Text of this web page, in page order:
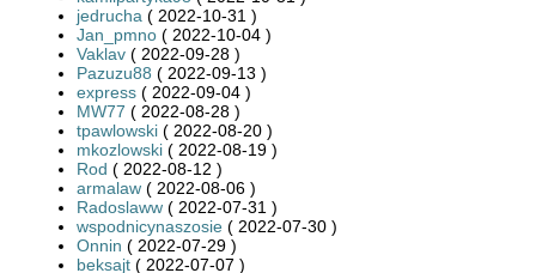
jedrucha ( 2022-10-31 )
Jan_pmno ( 2022-10-04 )
Vaklav ( 2022-09-28 )
Pazuzu88 ( 2022-09-13 )
express ( 2022-09-04 )
MW77 ( 2022-08-28 )
tpawlowski ( 2022-08-20 )
mkozlowski ( 2022-08-19 )
Rod ( 2022-08-12 )
armalaw ( 2022-08-06 )
Radoslaww ( 2022-07-31 )
wspodnicynaszosie ( 2022-07-30 )
Onnin ( 2022-07-29 )
beksajt ( 2022-07-07 )